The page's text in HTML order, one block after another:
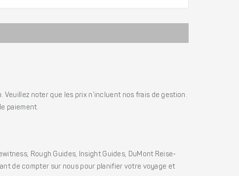
noter que les prix n’incluent nos frais de gestion.
paiement.
Rough Guides, Insight Guides, DuMont Reise-
de compter sur nous pour planifier votre voyage et